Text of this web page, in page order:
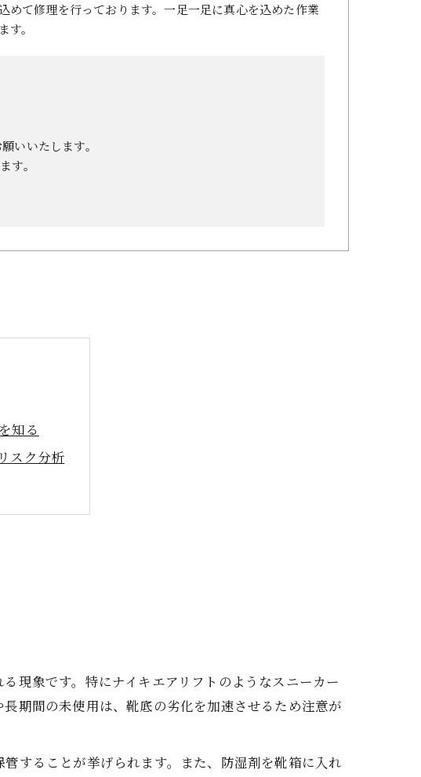
て修理を行っております。一足一足に真心を込めた作業
。
いいたします。
す。
知る
スク分析
基礎知識
ミング
介
は
頼性
現象です。特にナイキエアリフトのようなスニーカー
期間の未使用は、靴底の劣化を加速させるため注意が
することが挙げられます。また、防湿剤を靴箱に入れ